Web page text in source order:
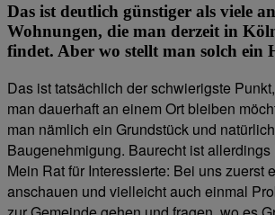
Das ist deutlich günstiger als viele
Wohnungen, die man derzeit in
findet. Aber wo stellt man solch ein
Das ist tatsächlich der schwierigste
man dauerhaft an einem Ort bleiben
man nämlich ein Grundstück und
Baugenehmigung. Baurecht ist
Mein Rat für Interessierte: Bei uns zuerst
anschauen und vielleicht auch einmal